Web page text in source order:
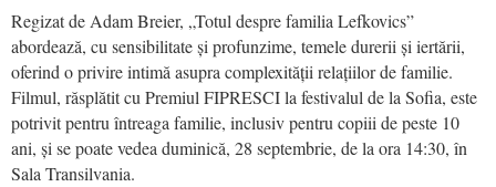
Regizat de Adam Breier, „Totul despre familia Lefkovics”
abordează, cu sensibilitate și profunzime, temele durerii și iertării,
oferind o privire intimă asupra complexității relațiilor de familie.
Filmul, răsplătit cu Premiul FIPRESCI la festivalul de la Sofia, este
potrivit pentru întreaga familie, inclusiv pentru copiii de peste 10
ani, și se poate vedea duminică, 28 septembrie, de la ora 14:30, în
Sala Transilvania.